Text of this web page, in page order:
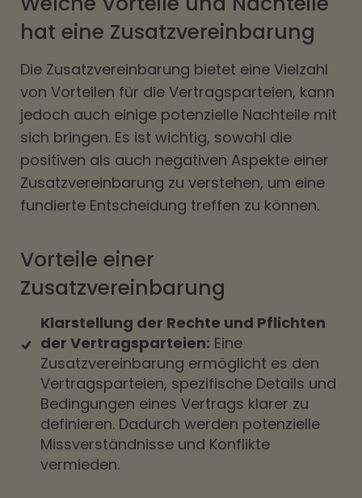
hat eine Zusatzvereinbarung
Die Zusatzvereinbarung bietet eine Vielzahl
von Vorteilen für die Vertragsparteien, kann
jedoch auch einige potenzielle Nachteile mit
sich bringen. Es ist wichtig, sowohl die
positiven als auch negativen Aspekte einer
Zusatzvereinbarung zu verstehen, um eine
fundierte Entscheidung treffen zu können.
Vorteile einer
Zusatzvereinbarung
Klarstellung der Rechte und Pflichten
der Vertragsparteien: Eine
Zusatzvereinbarung ermöglicht es den
Vertragsparteien, spezifische Details und
Bedingungen eines Vertrags klarer zu
definieren. Dadurch werden potenzielle
Missverständnisse und Konflikte
vermieden.